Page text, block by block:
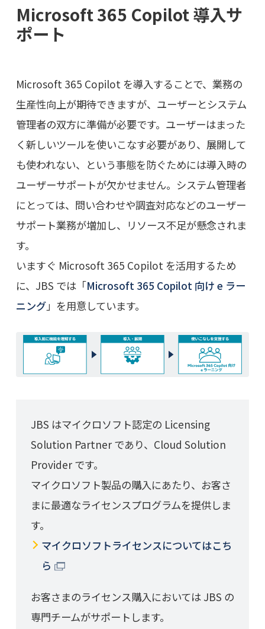
Microsoft 365 Copilot 導入サ
ポート
Microsoft 365 Copilot を導入することで、業務の
生産性向上が期待できますが、ユーザーとシステム
管理者の双方に準備が必要です。ユーザーはまった
く新しいツールを使いこなす必要があり、展開して
も使われない、という事態を防ぐためには導入時の
ユーザーサポートが欠かせません。システム管理者
にとっては、問い合わせや調査対応などのユーザー
サポート業務が増加し、リソース不足が懸念されま
す。
いますぐ Microsoft 365 Copilot を活用するため
に、JBS では「Microsoft 365 Copilot 向け e ラー
ニング」を用意しています。
JBS はマイクロソフト認定の Licensing
Solution Partner であり、Cloud Solution
Provider です。
マイクロソフト製品の購入にあたり、お客さ
まに最適なライセンスプログラムを提供しま
す。
マイクロソフトライセンスについてはこち
ら
お客さまのライセンス購入においては JBS の
専門チームがサポートします。